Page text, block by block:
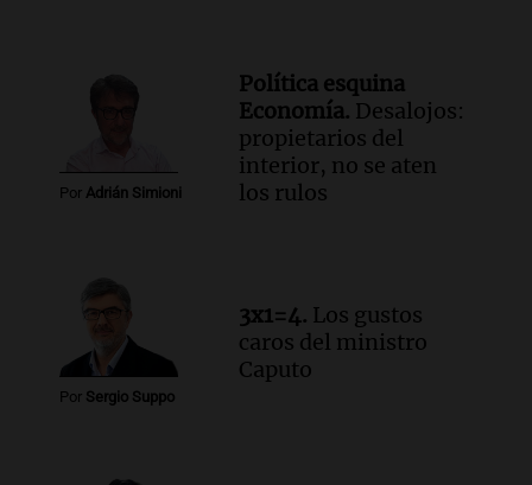
Estiman que la inflación nacional
de julio será menor al 2,9% registrado
en CABA
Una mañana para todos
Episodios
Una mañana para todos
Episodios
Audio.Chile planteó mejorar la
conectividad fronteriza, aérea y digital
con Jujuy
Por Adrián Simioni
Política esquina
Economía. Desalojos:
propietarios del
interior, no se aten
los rulos
Por Sergio Suppo
3x1=4. Los gustos
caros del ministro
Caputo